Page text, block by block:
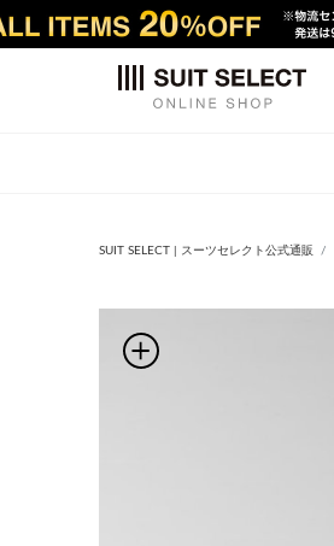
SUIT SELECT | スーツセレクト公式通販